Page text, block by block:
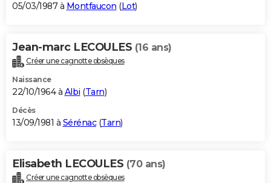
05/03/1987 à Montfaucon (Lot)
Jean-marc LECOULES (16 ans)
Créer une cagnotte obsèques
Naissance
22/10/1964 à Albi (Tarn)
Décès
13/09/1981 à Sérénac(Tarn)
Elisabeth LECOULES (70 ans)
Créer une cagnotte obsèques